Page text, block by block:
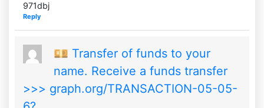
971dbj
Reply
💴 Transfer of funds to your
name. Receive a funds transfer
>>> graph.org/TRANSACTION-05-05-